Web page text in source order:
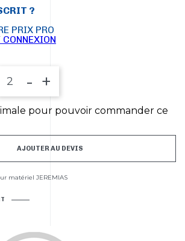
?
PRIX PRO
- +
pour pouvoir commander ce
AJOUTER AU DEVIS
matériel JEREMIAS